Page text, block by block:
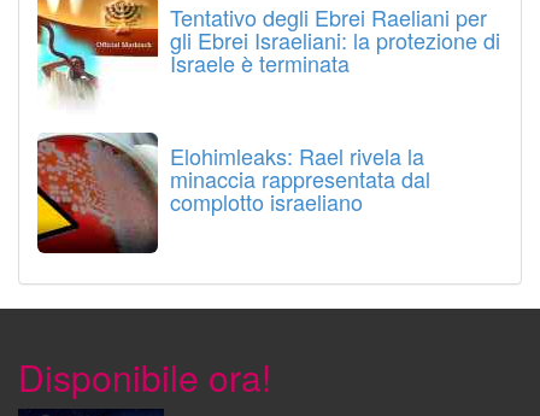
Tentativo degli Ebrei Raeliani per
gli Ebrei Israeliani: la protezione di
Israele è terminata
Elohimleaks: Rael rivela la
minaccia rappresentata dal
complotto israeliano
Disponibile ora!